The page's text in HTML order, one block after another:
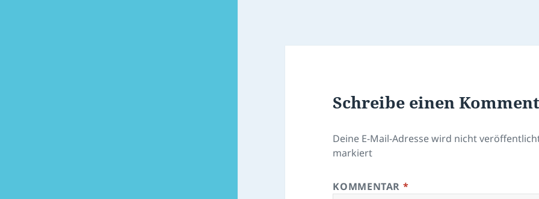
Schreibe einen
Deine E-Mail-Adresse wird nicht
markiert
KOMMENTAR *